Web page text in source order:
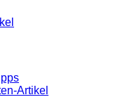
Artikel